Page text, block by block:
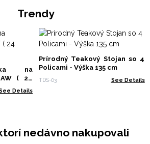
Trendy
na
( 24
Details
Prírodný Teakový Stojan so 4
Policami - Výška 135 cm
TDS-03 See Details
nedávno nakupovali